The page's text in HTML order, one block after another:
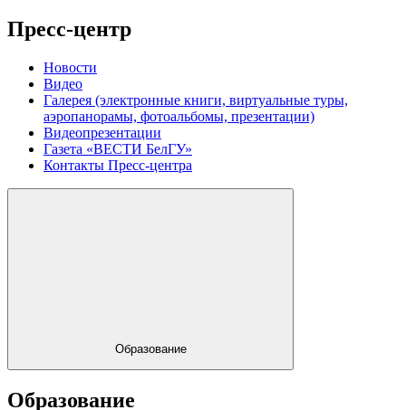
Пресс-центр
Новости
Видео
Галерея (электронные книги, виртуальные туры,
аэропанорамы, фотоальбомы, презентации)
Видеопрезентации
Газета «ВЕСТИ БелГУ»
Контакты Пресс-центра
Образование
Образование